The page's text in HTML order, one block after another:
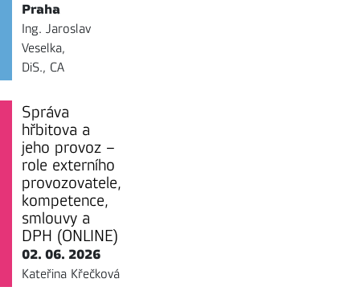
Praha
Ing. Jaroslav
Veselka,
DiS., CA
Správa
hřbitova a
jeho provoz –
role externího
provozovatele,
kompetence,
smlouvy a
DPH (ONLINE)
02. 06. 2026
Kateřina Křečková